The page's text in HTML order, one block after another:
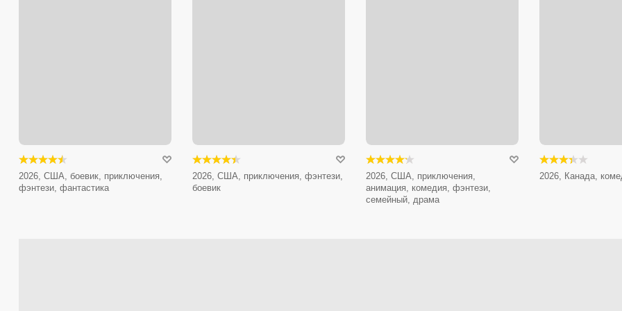
2026, США, боевик, приключения,
фэнтези, фантастика
2026, США, приключения, фэнтези,
боевик
2026, США, приключения,
анимация, комедия, фэнтези,
семейный, драма
2026, Канада,